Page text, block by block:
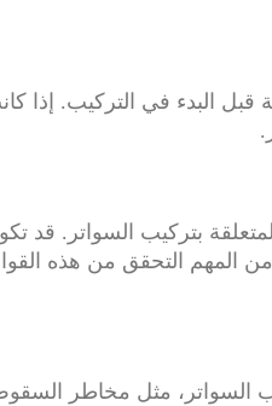
قبل البدء في التركيب. إذا
بتركيب السواتر. قد
المهم التحقق من هذه
مثل مخاطر